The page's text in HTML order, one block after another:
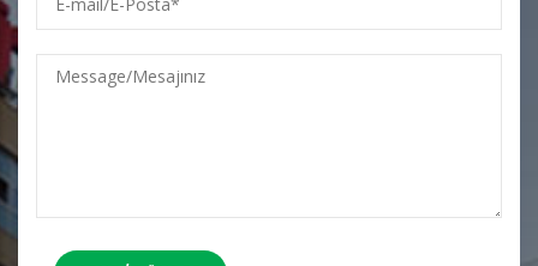
mail/E-
Posta
Message/Mesajınız